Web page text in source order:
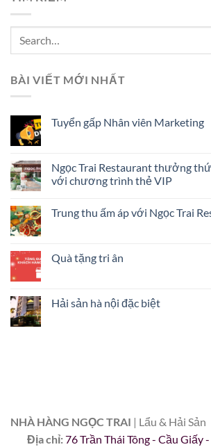
BÀI VIẾT MỚI NHẤT
Tuyển gấp Nhân viên Marketing
Ngọc Trai Restaurant thưởng
với chương trình thẻ VIP
Trung thu ấm áp với Ngọc Trai
Quà tặng tri ân
Hải sản hà nội đặc biệt
NHÀ HÀNG NGỌC TRAI | Lẩu & Hải Sản
Địa chỉ:76 Trần Thái Tông - Cầu Giấy